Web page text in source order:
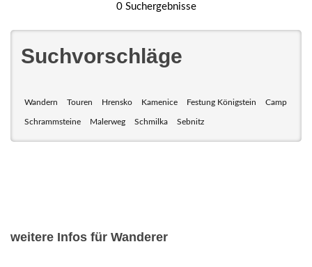
0 Suchergebnisse
Suchvorschläge
Wandern Touren Hrensko Kamenice Festung Königstein Camp
Schrammsteine Malerweg Schmilka Sebnitz
weitere Infos für Wanderer